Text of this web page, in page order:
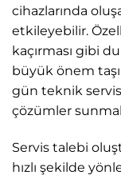
cihazlarında
etkileyebilir.
kaçırması gibi
büyük önem
gün teknik
çözümler
Servis talebi
hızlı şekilde